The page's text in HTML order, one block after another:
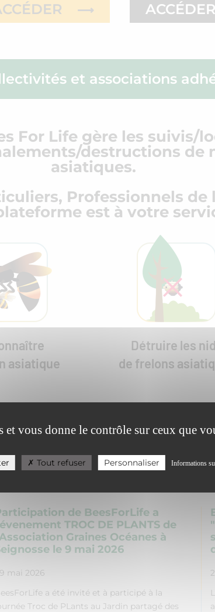
et vous donne le contrôle sur ceux que
Tout refuser Personnaliser Informations
ACCÉDER
et associations
For Life gère les suivis/
destructions de
asiatiques.
Professionnels de
est à votre
asiatique
Détruire les
de frelons
de BeesForLife a
TROC DE PLANTS de
Graines Océanes à
le 9 mai 2026
mai 2026
a été invité et à participé à la
Troc de PLants au Jardin partagé des